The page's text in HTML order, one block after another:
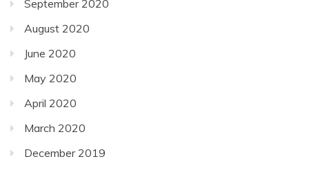
September 2020
August 2020
June 2020
May 2020
April 2020
March 2020
December 2019